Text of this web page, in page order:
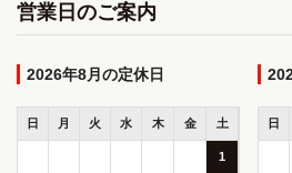
営業日のご案内
2026年8月
日 月 火 水 木 金 土
1
日